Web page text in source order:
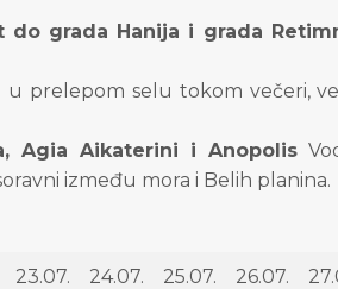
grada Hanija i grada
u prelepom selu tokom večeri,
Agia Aikaterini i Anopolis
između mora i Belih planina.
23.07. 24.07. 25.07. 26.07.